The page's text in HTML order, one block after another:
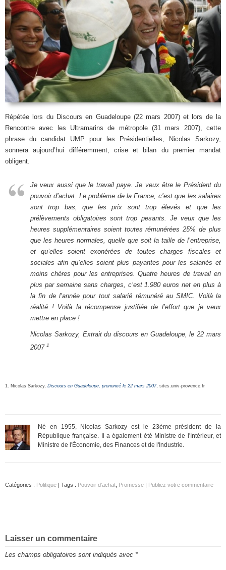
Répétée lors du Discours en Guadeloupe (22 mars 2007) et lors de la
Rencontre avec les Ultramarins de métropole (31 mars 2007), cette
phrase du candidat UMP pour les Présidentielles, Nicolas Sarkozy,
sonnera aujourd’hui différemment, crise et bilan du premier mandat
obligent.
Je veux aussi que le travail paye. Je veux être le Président du
pouvoir d’achat. Le problème de la France, c’est que les salaires
sont trop bas, que les prix sont trop élevés et que les
prélèvements obligatoires sont trop pesants. Je veux que les
heures supplémentaires soient toutes rémunérées 25% de plus
que les heures normales, quelle que soit la taille de l’entreprise,
et qu’elles soient exonérées de toutes charges fiscales et
sociales afin qu’elles soient plus payantes pour les salariés et
moins chères pour les entreprises. Quatre heures de travail en
plus par semaine sans charges, c’est 1.980 euros net en plus à
la fin de l’année pour tout salarié rémunéré au SMIC. Voilà la
réalité ! Voilà la récompense justifiée de l’effort que je veux
mettre en place !
Nicolas Sarkozy, Extrait du discours en Guadeloupe, le 22 mars
2007 1
1. Nicolas Sarkozy, Discours en Guadeloupe, prononcé le 22 mars 2007, sites.univ-provence.fr
Né en 1955, Nicolas Sarkozy est le 23ème président de la
République française. Il a également été Ministre de l'Intérieur, et
Ministre de l'Économie, des Finances et de l'Industrie.
Catégories : Politique | Tags : Pouvoir d'achat Promesse Publiez votre commentaire
Laisser un commentaire
Les champs obligatoires sont indiqués avec *